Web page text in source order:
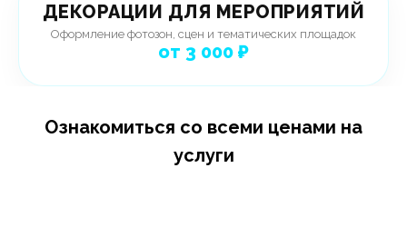
ДЕКОРАЦИИ ДЛЯ МЕРОПРИЯТИЙ
Оформление фотозон, сцен и тематических площадок
от 3 000 ₽
Ознакомиться со всеми ценами на
услуги